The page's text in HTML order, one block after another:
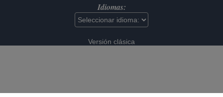
Idiomas:
Versión clásica